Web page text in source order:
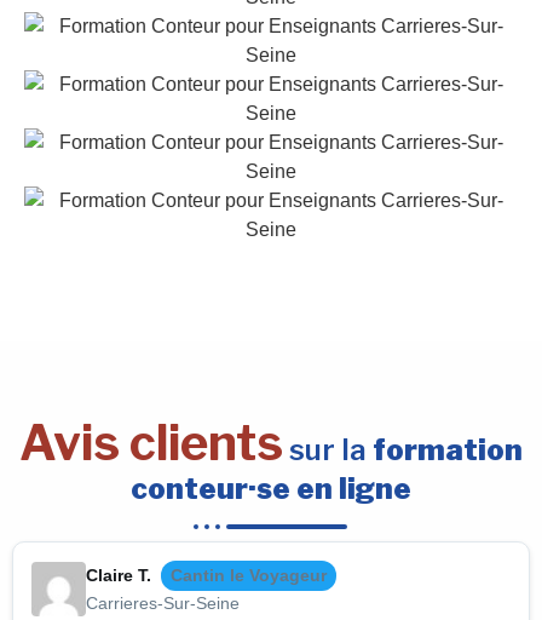
Avis clients sur la formation
conteur·se en ligne
Claire T.
Cantin le Voyageur
Carrieres-Sur-Seine